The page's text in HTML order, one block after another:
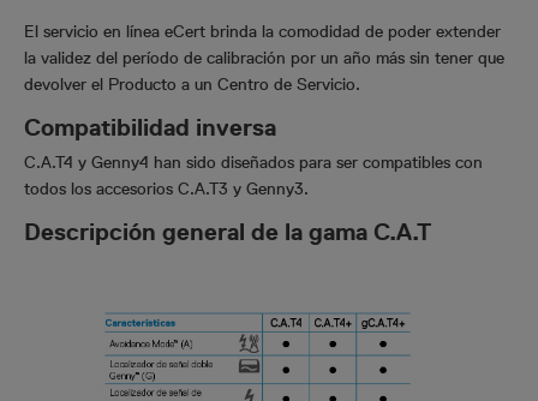
El servicio en línea eCert brinda la comodidad de poder extender
la validez del período de calibración por un año más sin tener que
devolver el Producto a un Centro de Servicio.
Compatibilidad inversa
C.A.T4 y Genny4 han sido diseñados para ser compatibles con
todos los accesorios C.A.T3 y Genny3.
Descripción general de la gama C.A.T